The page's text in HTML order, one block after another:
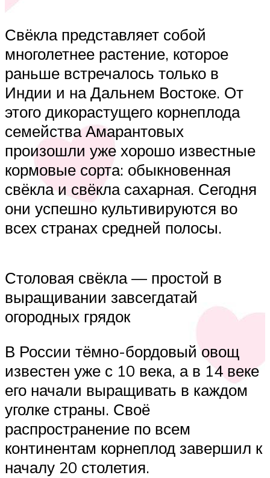
Свёкла представляет собой
многолетнее растение, которое
раньше встречалось только в
Индии и на Дальнем Востоке. От
этого дикорастущего корнеплода
семейства Амарантовых
произошли уже хорошо известные
кормовые сорта: обыкновенная
свёкла и свёкла сахарная. Сегодня
они успешно культивируются во
всех странах средней полосы.
Столовая свёкла — простой в
выращивании завсегдатай
огородных грядок
В России тёмно-бордовый овощ
известен уже с 10 века, а в 14 веке
его начали выращивать в каждом
уголке страны. Своё
распространение по всем
континентам корнеплод завершил к
началу 20 столетия.